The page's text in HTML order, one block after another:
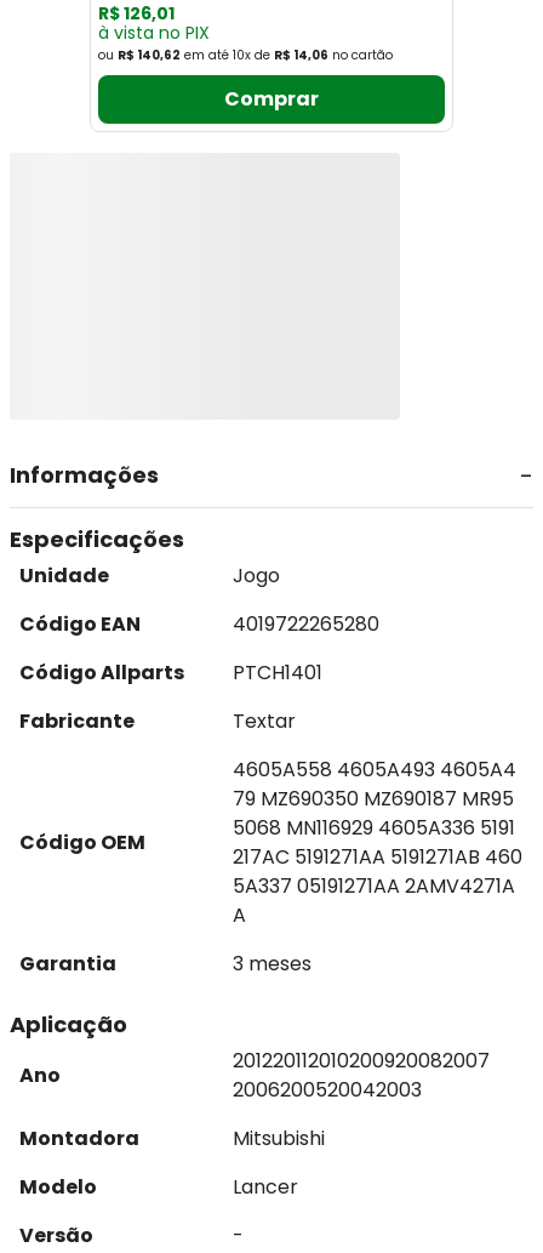
R$126,01
à vista no PIX
ou R$ 140,62 em até 10x de R$ 14,06 no cartão
Comprar
Informações
Especificações
Unidade
Jogo
Código EAN
4019722265280
Código Allparts
PTCH1401
Fabricante
Textar
Código OEM
4605A558 4605A493 4605A4
79 MZ690350 MZ690187 MR95
5068 MN116929 4605A336 5191
217AC 5191271AA 5191271AB 460
5A337 05191271AA 2AMV4271A
A
Garantia
3 meses
Aplicação
Ano
201220112010200920082007
2006200520042003
Montadora
Mitsubishi
Modelo
Lancer
Versão
-